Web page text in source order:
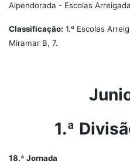
Alpendorada - Escolas
Classificação: 1.º Escolas
Miramar B, 7.
1.ª
18.ª Jornada